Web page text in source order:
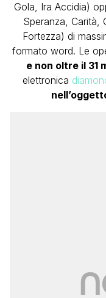
Gola, Ira Accidia)
Speranza, Carità,
Fortezza) di
formato word. Le
e non oltre il 31
elettronica